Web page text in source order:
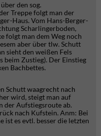
den sog.
Treppe folgt man der
Haus. Vom Hans-Berger-
Scharlingerboden,
folgt man dem Weg noch
aber über tlw. Schutt
sieht den weißen Fels
beim Zustieg). Der Einstieg
Bachbettes.
Schutt waagrecht nach
wird, steigt man auf
der Aufstiegsroute ab.
nach Kufstein. Anm: Bei
ist es evtl. besser die letzten